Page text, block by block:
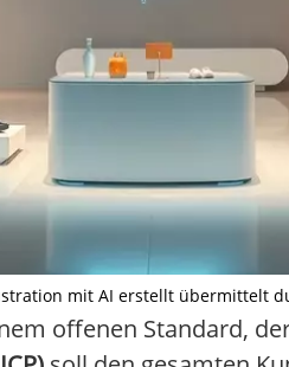
mit AI erstellt übermittelt
offenen Standard,